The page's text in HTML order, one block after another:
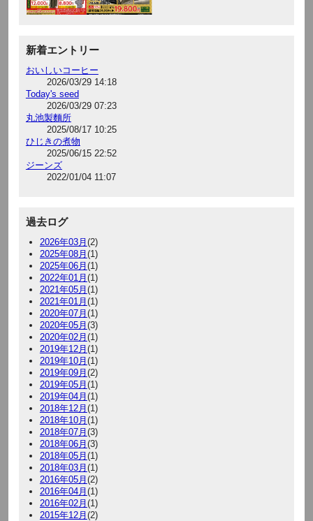
新着エントリー
おいしいコーヒー
2026/03/29 14:18
Today's seed
2026/03/29 07:23
丸池製麵所
2025/08/17 10:25
ひじきの煮物
2025/06/15 22:52
ジーンズ
2022/01/04 11:07
過去ログ
2026年03月(2)
2025年08月(1)
2025年06月(1)
2022年01月(1)
2021年05月(1)
2021年01月(1)
2020年07月(1)
2020年05月(3)
2020年02月(1)
2019年12月(1)
2019年10月(1)
2019年09月(2)
2019年05月(1)
2019年04月(1)
2018年12月(1)
2018年10月(1)
2018年07月(3)
2018年06月(3)
2018年05月(1)
2018年03月(1)
2016年05月(2)
2016年04月(1)
2016年02月(1)
2015年12月(2)